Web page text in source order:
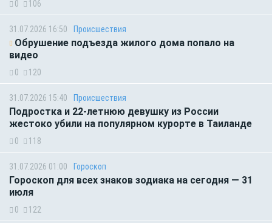
0 106
31.07.2026 16:50 Происшествия
Обрушение подъезда жилого дома попало на
видео
0 120
31.07.2026 15:40 Происшествия
Подростка и 22-летнюю девушку из России
жестоко убили на популярном курорте в Таиланде
0 118
31.07.2026 01:00 Гороскоп
Гороскоп для всех знаков зодиака на сегодня — 31
июля
0 122